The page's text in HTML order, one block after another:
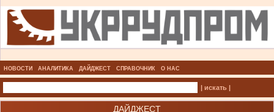
НОВОСТИ АНАЛИТИКА ДАЙДЖЕСТ СПРАВОЧНИК О НАС
| искать |
ДАЙДЖЕСТ